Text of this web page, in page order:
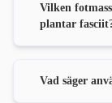
Vilken
plantar
Vad säger